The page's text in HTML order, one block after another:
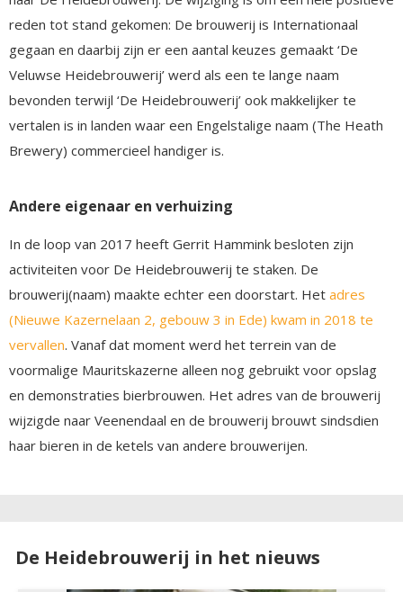
reden tot stand gekomen: De brouwerij is Internationaal
gegaan en daarbij zijn er een aantal keuzes gemaakt ‘De
Veluwse Heidebrouwerij’ werd als een te lange naam
bevonden terwijl ‘De Heidebrouwerij’ ook makkelijker te
vertalen is in landen waar een Engelstalige naam (The Heath
Brewery) commercieel handiger is.
Andere eigenaar en verhuizing
In de loop van 2017 heeft Gerrit Hammink besloten zijn
activiteiten voor De Heidebrouwerij te staken. De
brouwerij(naam) maakte echter een doorstart. Het adres
(Nieuwe Kazernelaan 2, gebouw 3 in Ede) kwam in 2018 te
vervallen. Vanaf dat moment werd het terrein van de
voormalige Mauritskazerne alleen nog gebruikt voor opslag
en demonstraties bierbrouwen. Het adres van de brouwerij
wijzigde naar Veenendaal en de brouwerij brouwt sindsdien
haar bieren in de ketels van andere brouwerijen.
De Heidebrouwerij in het nieuws